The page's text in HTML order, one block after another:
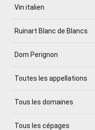
Vin italien
Ruinart Blanc de Blancs
Dom Perignon
Toutes les appellations
Tous les domaines
Tous les cépages